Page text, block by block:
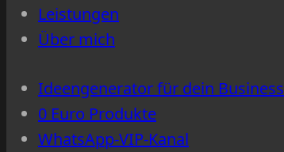
zu
Leistungen
Über mich
Ideengenerator für dein Business
0 Euro Produkte
WhatsApp-VIP-Kanal